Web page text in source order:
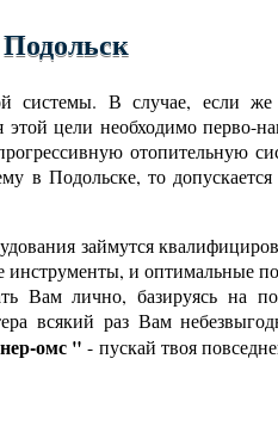
системы. В случае, если
цели необходимо перво-
отопительную
в Подольске, то
займутся
инструменты, и оптимальные
Вам лично, базируясь на
всякий раз Вам
омс " - пускай твоя